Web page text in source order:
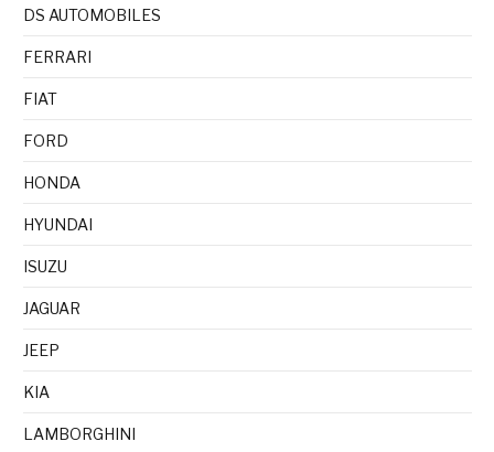
DS AUTOMOBILES
FERRARI
FIAT
FORD
HONDA
HYUNDAI
ISUZU
JAGUAR
JEEP
KIA
LAMBORGHINI